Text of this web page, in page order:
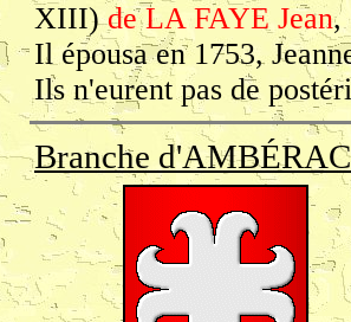
XIII)de LA FAYE Jean,
Il épousa en 1753,
Ils n'eurent pas de
Branche